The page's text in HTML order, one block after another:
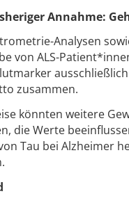
Annahme:
Analysen
von ALS-
zusammen.
könnten weitere
die Werte
Tau bei Alzheimer